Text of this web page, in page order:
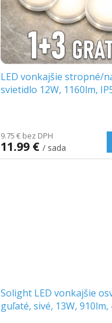
LED vonkajšie stropné/
svietidlo 12W, 1160lm,
9.75 € bez DPH
11.99 € / sada
Solight LED vonkajšie
guľaté, sivé, 13W, 910lm,